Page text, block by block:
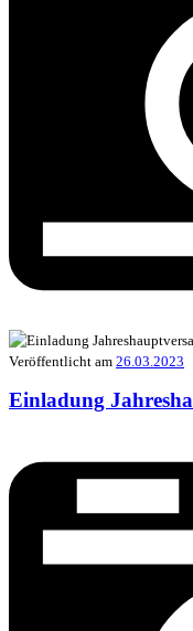
Veröffentlicht am 26.03.2023
Einladung